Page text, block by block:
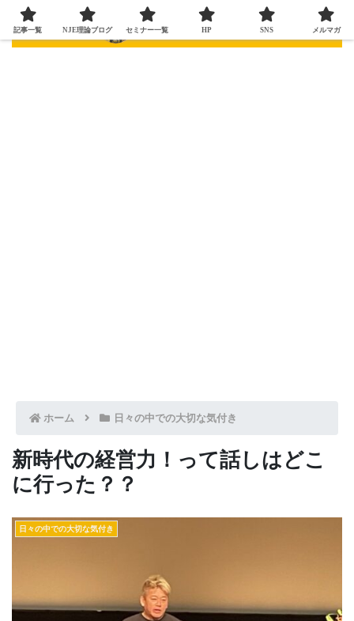
ホーム 日々の中での大切な気付き
新時代の経営力！って話しはどこ
に行った？？
日々の中での大切な気付き
記事一覧 NJE理論ブログ セミナー一覧 HP SNS メルマガ